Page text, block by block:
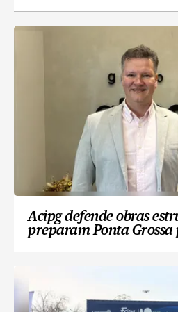
Acipg defende obras
preparam Ponta